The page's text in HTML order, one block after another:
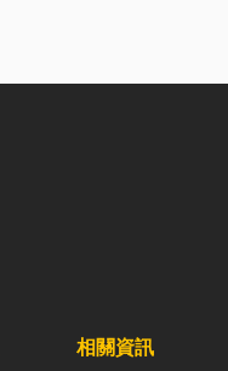
相關資訊